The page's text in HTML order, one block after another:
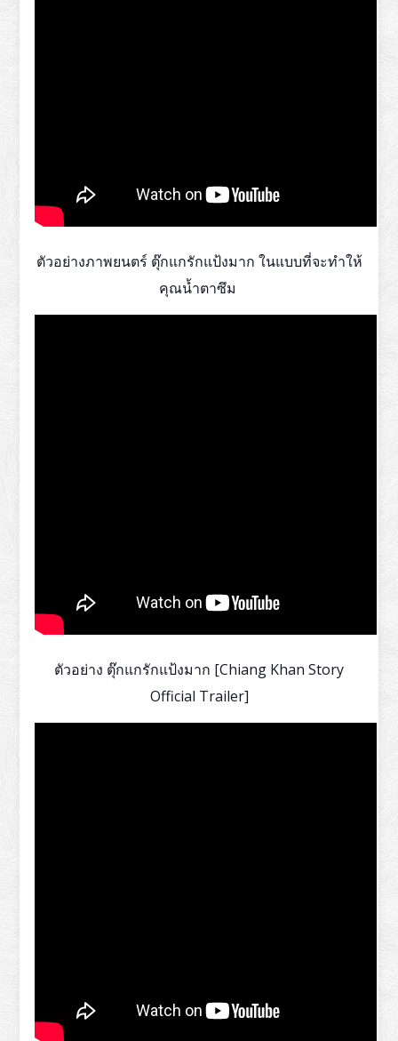
ตัวอย่างภาพยนตร์ ตุ๊กแกรักแป้งมาก ในแบบที่จะทำให้
คุณน้ำตาซึม
ตัวอย่าง ตุ๊กแกรักแป้งมาก [Chiang Khan Story
Official Trailer]